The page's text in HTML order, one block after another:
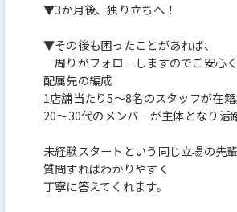
▼3か月後、独り立ちへ！
▼その後も困ったことがあれば、
周りがフォローしますのでご安心
配属先の編成
1店舗当たり5～8名のスタッフが在籍
20～30代のメンバーが主体となり活
未経験スタートという同じ立場の先輩
質問すればわかりやすく
丁寧に答えてくれます。